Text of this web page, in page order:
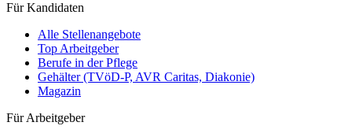
Für Kandidaten
Alle Stellenangebote
Top Arbeitgeber
Berufe in der Pflege
Gehälter (TVöD-P, AVR Caritas, Diakonie)
Magazin
Für Arbeitgeber